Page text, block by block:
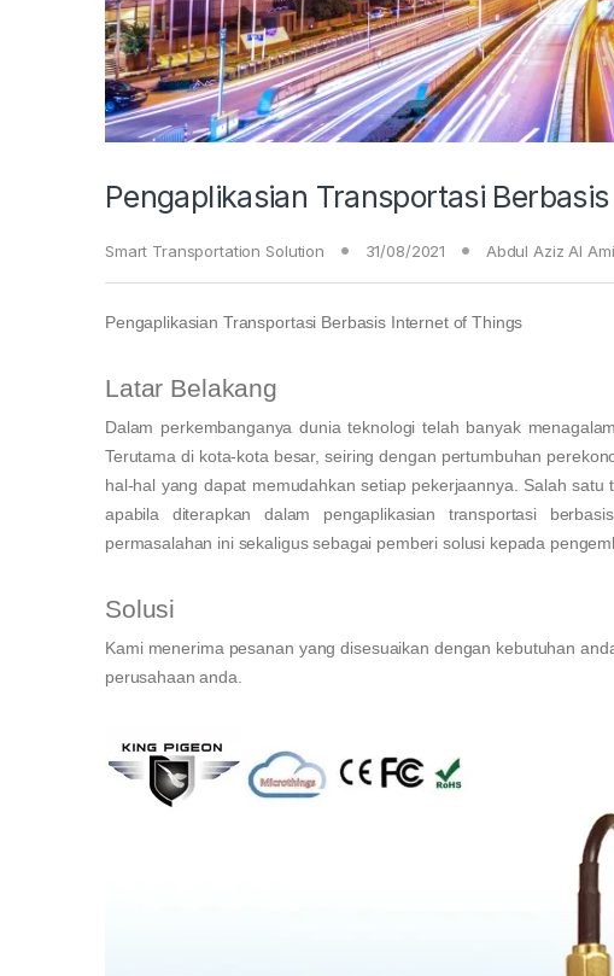
Pengaplikasian Transportasi
Smart Transportation Solution 31/08/2021 Abdul Aziz Al
Pengaplikasian Transportasi Berbasis Internet of Things
Latar Belakang
Dalam perkembanganya dunia teknologi telah banyak
Terutama di kota-kota besar, seiring dengan pertumbuhan
hal-hal yang dapat memudahkan setiap pekerjaannya. Salah
apabila diterapkan dalam pengaplikasian transportasi
permasalahan ini sekaligus sebagai pemberi solusi kepada
Solusi
Kami menerima pesanan yang disesuaikan dengan kebutuhan
perusahaan anda.